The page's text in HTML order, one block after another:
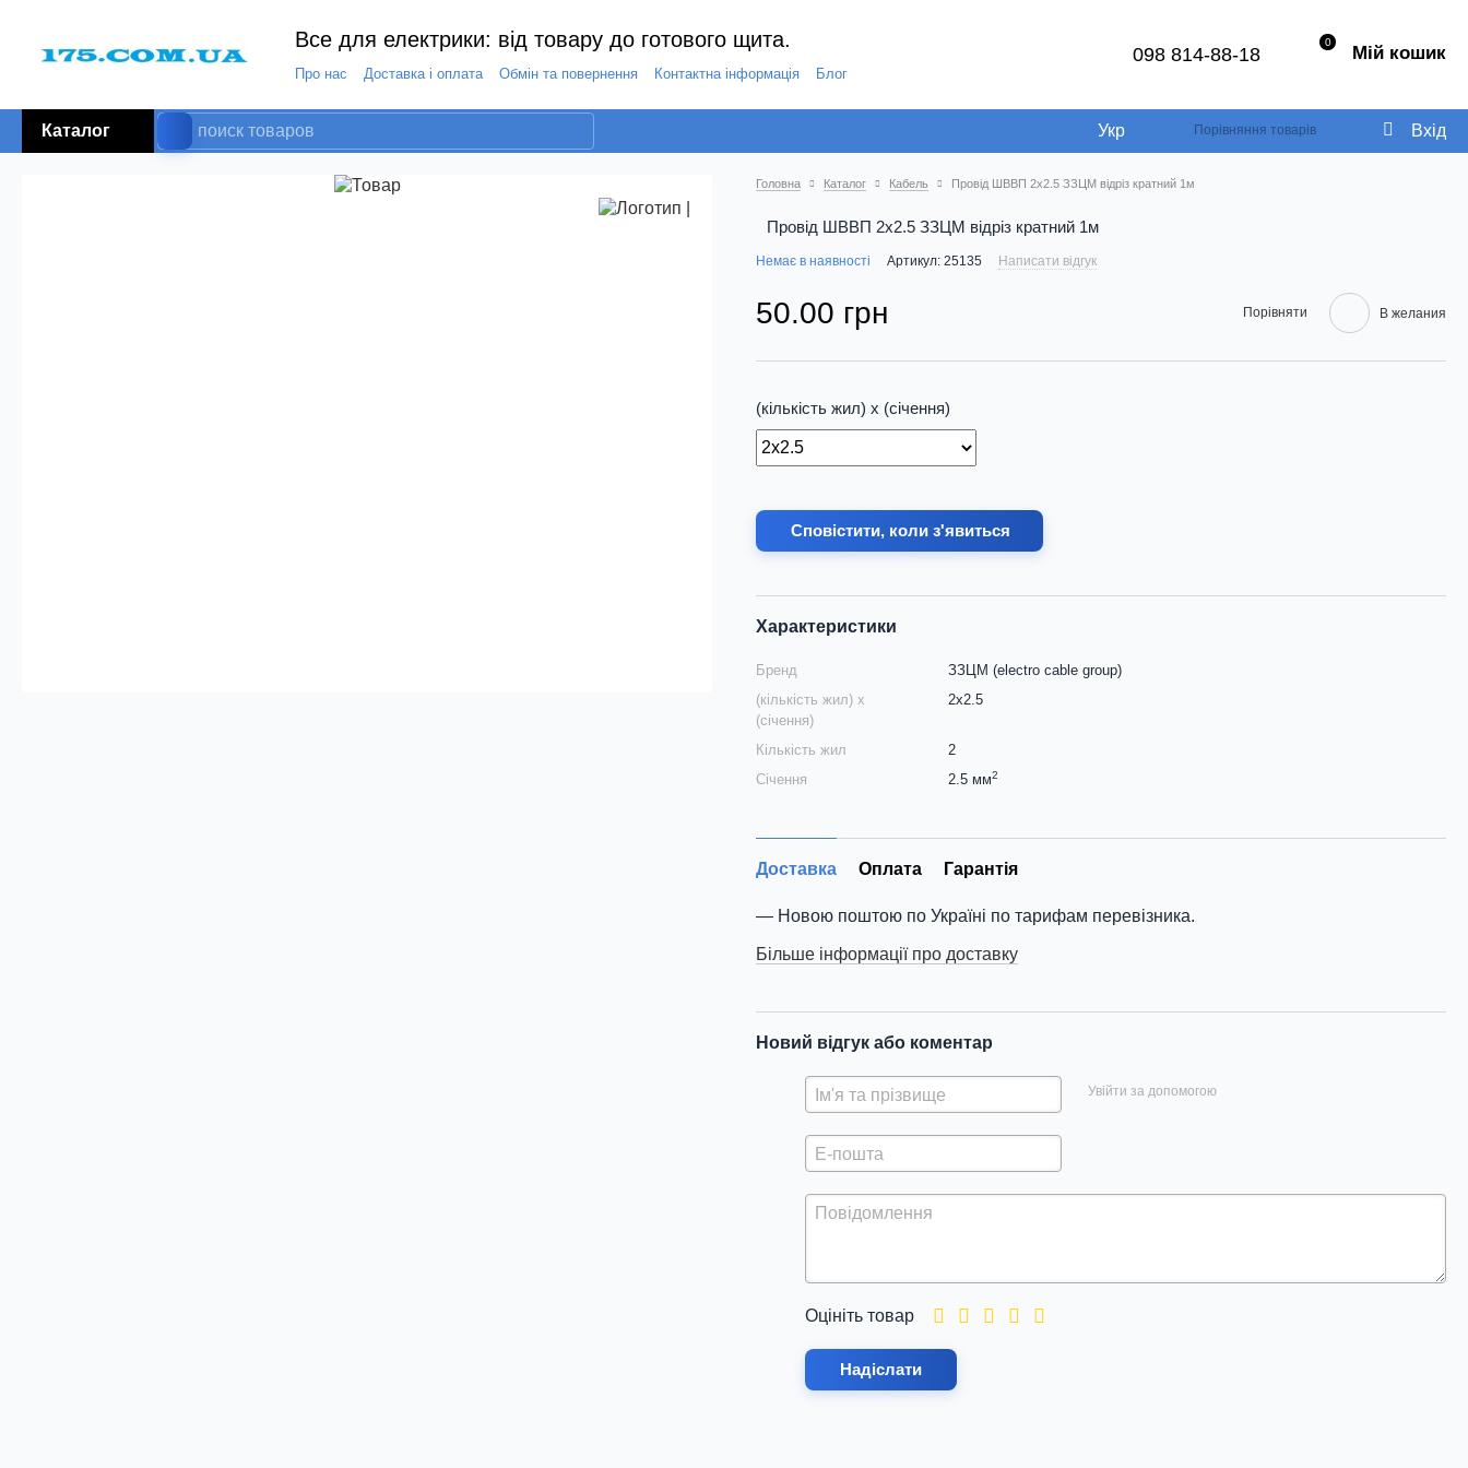
Все для електрики: від товару до готового щита.
Про нас Доставка і оплата Обмін та повернення Контактна інформація Блог
098 814-88-18
0 Мій кошик
Каталог Укр Порівняння товарів Вхід
Головна Каталог Кабель Провід ШВВП 2х2.5 ЗЗЦМ відріз кратний 1м
Провід ШВВП 2х2.5 ЗЗЦМ відріз кратний 1м
Немає в наявності Артикул: 25135 Написати відгук
50.00 грн Порівняти В желания
(кількість жил) х (січення)
Сповістити, коли з'явиться
Характеристики
Бренд
ЗЗЦМ (electro cable group)
(кількість жил) х
(січення)
2х2.5
Кількість жил
2
Січення
2.5 мм2
Доставка Оплата Гарантія
Новою поштою по Україні по тарифам перевізника.
Більше інформації про доставку
Новий відгук або коментар
Увійти за допомогою
Оцініть товар
Надіслати